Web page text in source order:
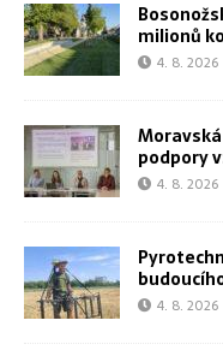
milionů
4. 8. 2026
podpory
4. 8. 2026
4. 8. 2026